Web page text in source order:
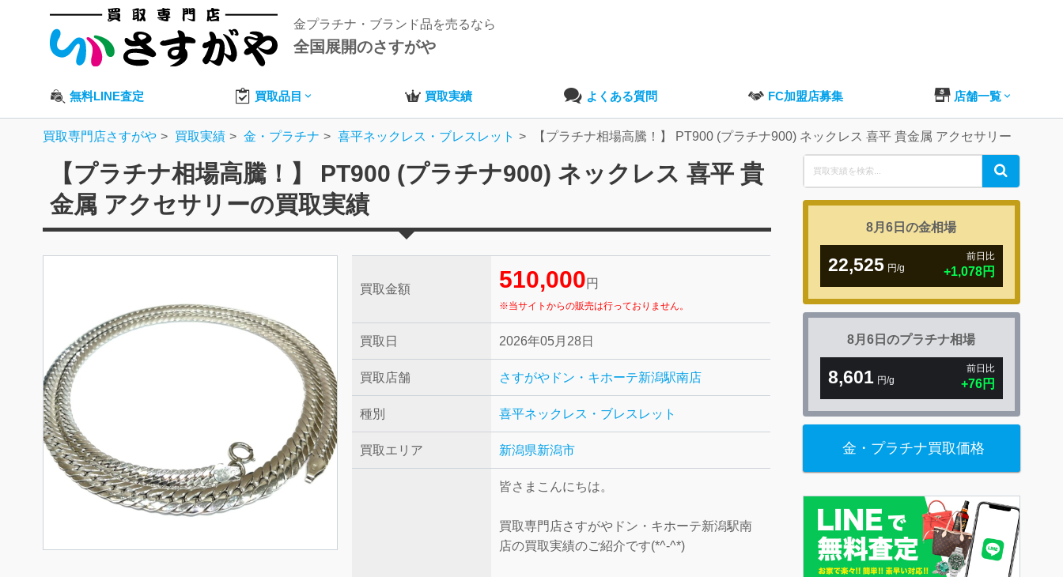
金プラチナ・ブランド品を売るなら
全国展開のさすがや
無料LINE査定 買取品目 買取実績 よくある質問 FC加盟店募集 店舗一覧
買取専門店さすがや 買取実績 金・プラチナ 喜平ネックレス・ブレスレット 【プラチナ相場高騰！】 PT900 (プラチナ900) ネックレス 喜平 貴金属 アクセサリー
【プラチナ相場高騰！】 PT900 (プラチナ900) ネックレス 喜平 貴
金属 アクセサリーの買取実績
買取金額 510,000 円
※当サイトからの販売は行っておりません。
買取日 2026年05月28日
買取店舗 さすがやドン・キホーテ新潟駅南店
種別 喜平ネックレス・ブレスレット
買取エリア 新潟県新潟市
皆さまこんにちは。
買取専門店さすがやドン・キホーテ新潟駅南
店の買取実績のご紹介です(*^-^*)
Search
for:
Search
8月6日の金相場
22,525 円/g
前日比
+1,078円
8月6日のプラチナ相場
8,601 円/g
前日比
+76円
金・プラチナ買取価格